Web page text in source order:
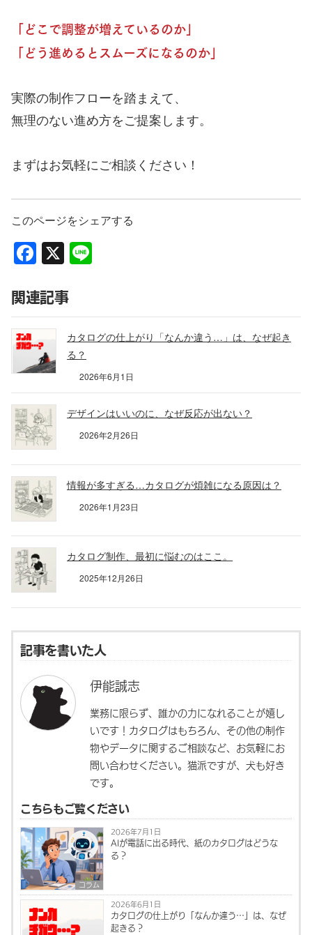
「どこで調整が増えているのか」
「どう進めるとスムーズになるのか」
実際の制作フローを踏まえて、
無理のない進め方をご提案します。
まずはお気軽にご相談ください！
このページをシェアする
Facebook
X
関連記事
カタログの仕上がり「なんか違う…」は、なぜ起き
る？
2026年6月1日
デザインはいいのに、なぜ反応が出ない？
2026年2月26日
情報が多すぎる…カタログが煩雑になる原因は？
2026年1月23日
カタログ制作、最初に悩むのはここ。
2025年12月26日
記事を書いた人
伊能誠志
業務に限らず、誰かの力になれることが嬉し
いです！カタログはもちろん、その他の制作
物やデータに関するご相談など、お気軽にお
問い合わせください。猫派ですが、犬も好き
です。
こちらもご覧ください
コラム
2026年7月1日
AIが電話に出る時代、紙のカタログはどうな
る？
2026年6月1日
カタログの仕上がり「なんか違う…」は、なぜ
起きる？